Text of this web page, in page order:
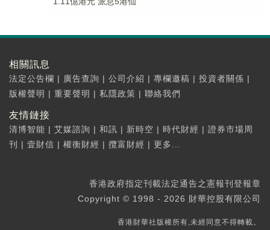
相關訊息
法定公告欄 | 廣告查詢 | 公司介紹 | 專欄邀稿 | 投資者關係 |
版權聲明 | 重要聲明 | 私隱政策 | 聯絡我們
友情鏈接
清博智能 | 艾媒諮詢 | 和訊 | 新時空 | 時代財經 | 證券市場周
刊
| 壹財信 | 權衡財經 | 攬富財經 | 更多...
香港政府指定刊載法定通告之憲報刊登報章
Copyright © 1998 - 2026 財華控股有限公司
香港財華社版權所有,未經同意不得轉載。